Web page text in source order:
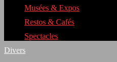
Musées & Expos
Restos & Cafés
Spectacles
Divers